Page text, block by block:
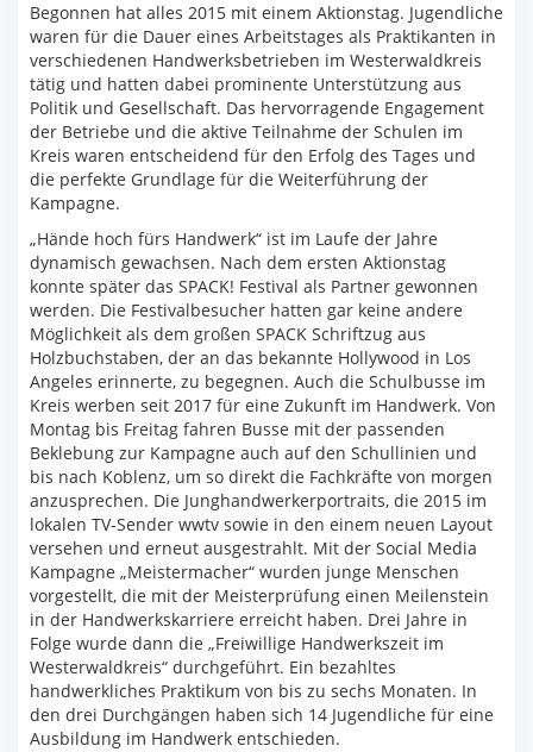
Begonnen hat alles 2015 mit einem Aktionstag. Jugendliche
waren für die Dauer eines Arbeitstages als Praktikanten in
verschiedenen Handwerksbetrieben im Westerwaldkreis
tätig und hatten dabei prominente Unterstützung aus
Politik und Gesellschaft. Das hervorragende Engagement
der Betriebe und die aktive Teilnahme der Schulen im
Kreis waren entscheidend für den Erfolg des Tages und
die perfekte Grundlage für die Weiterführung der
Kampagne.
„Hände hoch fürs Handwerk“ ist im Laufe der Jahre
dynamisch gewachsen. Nach dem ersten Aktionstag
konnte später das SPACK! Festival als Partner gewonnen
werden. Die Festivalbesucher hatten gar keine andere
Möglichkeit als dem großen SPACK Schriftzug aus
Holzbuchstaben, der an das bekannte Hollywood in Los
Angeles erinnerte, zu begegnen. Auch die Schulbusse im
Kreis werben seit 2017 für eine Zukunft im Handwerk. Von
Montag bis Freitag fahren Busse mit der passenden
Beklebung zur Kampagne auch auf den Schullinien und
bis nach Koblenz, um so direkt die Fachkräfte von morgen
anzusprechen. Die Junghandwerkerportraits, die 2015 im
lokalen TV-Sender wwtv sowie in den einem neuen Layout
versehen und erneut ausgestrahlt. Mit der Social Media
Kampagne „Meistermacher“ wurden junge Menschen
vorgestellt, die mit der Meisterprüfung einen Meilenstein
in der Handwerkskarriere erreicht haben. Drei Jahre in
Folge wurde dann die „Freiwillige Handwerkszeit im
Westerwaldkreis“ durchgeführt. Ein bezahltes
handwerkliches Praktikum von bis zu sechs Monaten. In
den drei Durchgängen haben sich 14 Jugendliche für eine
Ausbildung im Handwerk entschieden.